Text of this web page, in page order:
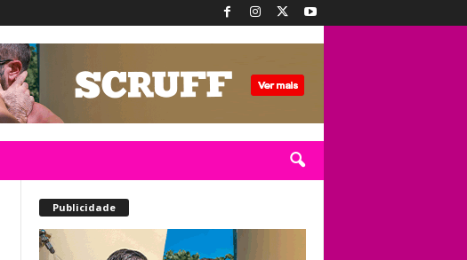
Publicidade